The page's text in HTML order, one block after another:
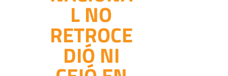
L NO
RETROCE
DIÓ NI